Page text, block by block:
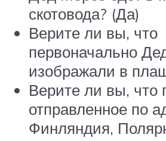
скотовода? (Да)
Верите ли вы, что
первоначально
изображали в
Верите ли вы, что
отправленное по
Финляндия,